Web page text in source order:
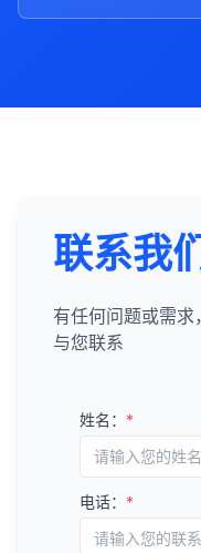
联系我
有任何问题或需
与您联系
姓名： *
电话： *